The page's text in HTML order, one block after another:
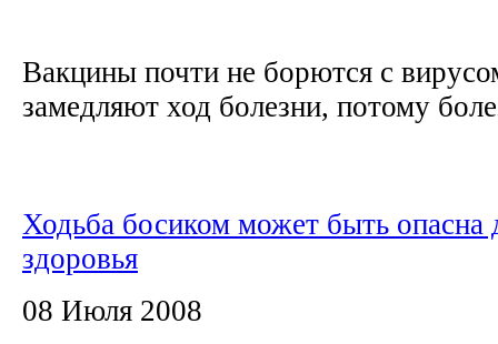
Вакцины почти не борются с
замедляют ход болезни, потому
Ходьба босиком может быть опасна
здоровья
08 Июля 2008